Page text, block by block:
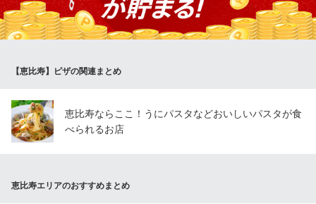
ります♪
ＪＲ恵比寿駅東口 徒歩9分
【恵比寿】ピザの関連まとめ
恵比寿ならここ！うにパスタなどおいしいパスタが食
べられるお店
恵比寿エリアのおすすめまとめ